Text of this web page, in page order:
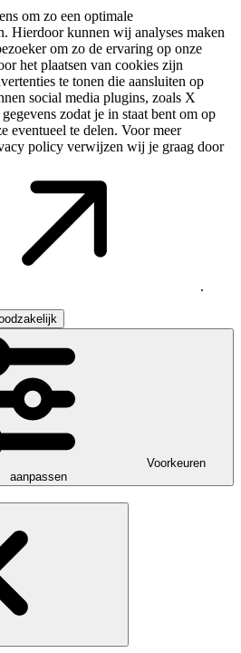
om zo een optimale
Hierdoor kunnen wij analyses maken
om zo de ervaring op onze
het plaatsen van cookies zijn
te tonen die aansluiten op
social media plugins, zoals X
zodat je in staat bent om op
eventueel te delen. Voor meer
policy verwijzen wij je graag door
.
Voorkeuren
aanpassen